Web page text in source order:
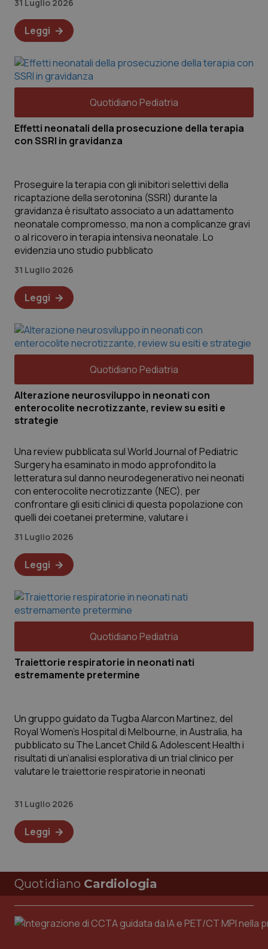
31 Luglio 2026
Leggi
Quotidiano Pediatria
Effetti neonatali della prosecuzione della terapia
con SSRI in gravidanza
Proseguire la terapia con gli inibitori selettivi della
ricaptazione della serotonina (SSRI) durante la
gravidanza è risultato associato a un adattamento
neonatale compromesso, ma non a complicanze gravi
o al ricovero in terapia intensiva neonatale. Lo
evidenzia uno studio pubblicato
31 Luglio 2026
Leggi
Quotidiano Pediatria
Alterazione neurosviluppo in neonati con
enterocolite necrotizzante, review su esiti e
strategie
Una review pubblicata sul World Journal of Pediatric
Surgery ha esaminato in modo approfondito la
letteratura sul danno neurodegenerativo nei neonati
con enterocolite necrotizzante (NEC), per
confrontare gli esiti clinici di questa popolazione con
quelli dei coetanei pretermine, valutare i
31 Luglio 2026
Leggi
Quotidiano Pediatria
Traiettorie respiratorie in neonati nati
estremamente pretermine
Un gruppo guidato da Tugba Alarcon Martinez, del
Royal Women’s Hospital di Melbourne, in Australia, ha
pubblicato su The Lancet Child & Adolescent Health i
risultati di un’analisi esplorativa di un trial clinico per
valutare le traiettorie respiratorie in neonati
31 Luglio 2026
Leggi
Quotidiano Cardiologia